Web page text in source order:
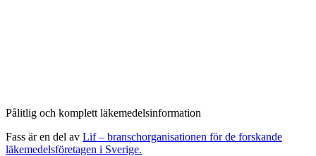
Pålitlig och komplett läkemedelsinformation
Fass är en del av Lif – branschorganisationen för de forskande
läkemedelsföretagen i Sverige.